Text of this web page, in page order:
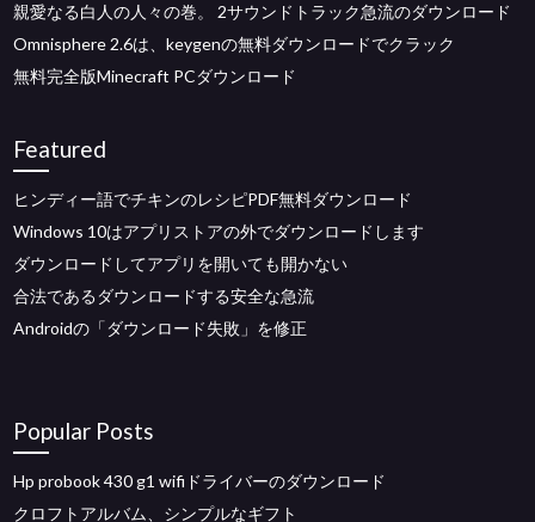
親愛なる白人の人々の巻。 2サウンドトラック急流のダウンロード
Omnisphere 2.6は、keygenの無料ダウンロードでクラック
無料完全版Minecraft PCダウンロード
Featured
ヒンディー語でチキンのレシピPDF無料ダウンロード
Windows 10はアプリストアの外でダウンロードします
ダウンロードしてアプリを開いても開かない
合法であるダウンロードする安全な急流
Androidの「ダウンロード失敗」を修正
Popular Posts
Hp probook 430 g1 wifiドライバーのダウンロード
クロフトアルバム、シンプルなギフト